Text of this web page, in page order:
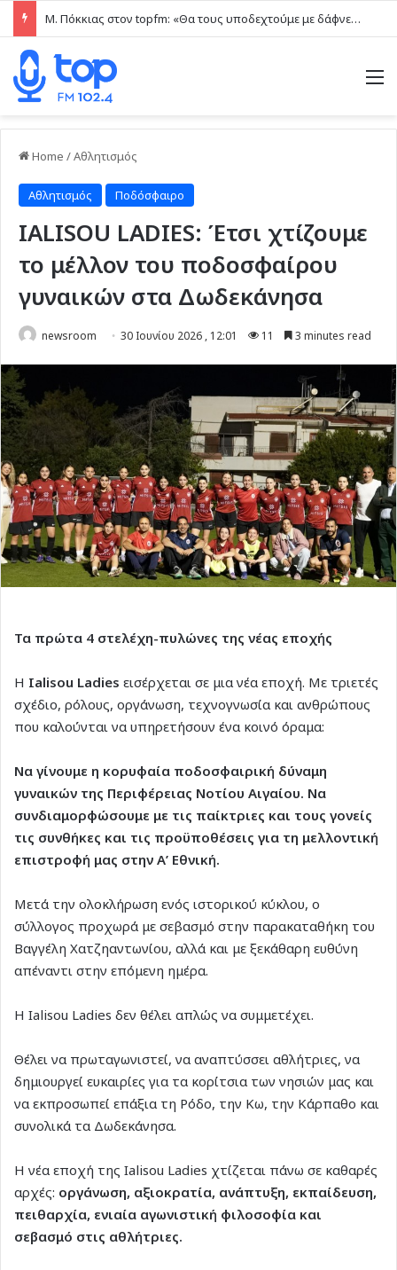
Μ. Πόκκιας στον topfm: «Θα τους υποδεχτούμε με δάφνες και πικροδάφνες» –Η ειρωνική “υποδοχή” στον υβριδικό σταθμό (ηχητικό)
Home /Αθλητισμός
Αθλητισμός Ποδόσφαιρο
IALISOU LADIES: Έτσι χτίζουμε
το μέλλον του ποδοσφαίρου
γυναικών στα Δωδεκάνησα
newsroom 30 Ιουνίου 2026 , 12:01 11 3 minutes read
Τα πρώτα 4 στελέχη-πυλώνες της νέας εποχής
Η Ialisou Ladies εισέρχεται σε μια νέα εποχή. Με τριετές
σχέδιο, ρόλους, οργάνωση, τεχνογνωσία και ανθρώπους
που καλούνται να υπηρετήσουν ένα κοινό όραμα:
Να γίνουμε η κορυφαία ποδοσφαιρική δύναμη
γυναικών της Περιφέρειας Νοτίου Αιγαίου. Να
συνδιαμορφώσουμε με τις παίκτριες και τους γονείς
τις συνθήκες και τις προϋποθέσεις για τη μελλοντική
επιστροφή μας στην Α’ Εθνική.
Μετά την ολοκλήρωση ενός ιστορικού κύκλου, ο
σύλλογος προχωρά με σεβασμό στην παρακαταθήκη του
Βαγγέλη Χατζηαντωνίου, αλλά και με ξεκάθαρη ευθύνη
απέναντι στην επόμενη ημέρα.
Η Ialisou Ladies δεν θέλει απλώς να συμμετέχει.
Θέλει να πρωταγωνιστεί, να αναπτύσσει αθλήτριες, να
δημιουργεί ευκαιρίες για τα κορίτσια των νησιών μας και
να εκπροσωπεί επάξια τη Ρόδο, την Κω, την Κάρπαθο και
συνολικά τα Δωδεκάνησα.
Η νέα εποχή της Ialisou Ladies χτίζεται πάνω σε καθαρές
αρχές: οργάνωση, αξιοκρατία, ανάπτυξη, εκπαίδευση,
πειθαρχία, ενιαία αγωνιστική φιλοσοφία και
σεβασμό στις αθλήτριες.